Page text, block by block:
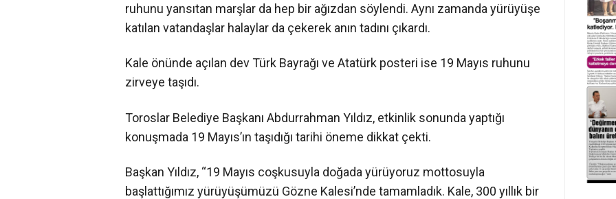
ruhunu yansıtan marşlar da hep bir ağızdan söylendi. Aynı zamanda yürüyüşe
katılan vatandaşlar halaylar da çekerek anın tadını çıkardı.
Kale önünde açılan dev Türk Bayrağı ve Atatürk posteri ise 19 Mayıs ruhunu
zirveye taşıdı.
Toroslar Belediye Başkanı Abdurrahman Yıldız, etkinlik sonunda yaptığı
konuşmada 19 Mayıs’ın taşıdığı tarihi öneme dikkat çekti.
Başkan Yıldız, “19 Mayıs coşkusuyla doğada yürüyoruz mottosuyla
başlattığımız yürüyüşümüzü Gözne Kalesi’nde tamamladık. Kale, 300 yıllık bir